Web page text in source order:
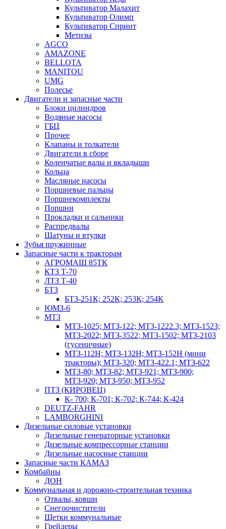
Культиватор Малахит
Культиватор Олимп
Культиватор Спринт
Метизы
AGCO
AMAZONE
BELLOTA
MANITOU
UMG
Полесье
Двигатели и запасные части
Блоки цилиндров
Водяные насосы
ГБЦ
Прочее
Клапаны и толкатели
Двигатели в сборе
Коленчатые валы и вкладыши
Кольца
Масляные насосы
Поршневые пальцы
Поршнекомплекты
Поршни
Прокладки и сальники
Распредвалы
Шатуны и втулки
Зубья пружинные
Запасные части к тракторам
АГРОМАШ 85ТК
КТЗ Т-70
ЛТЗ Т-40
БТЗ
БТЗ-251К; 252К; 253К; 254К
ЮМЗ-6
МТЗ
МТЗ-1025; МТЗ-122; МТЗ-1222.3; МТЗ-1523;
МТЗ-2022; МТЗ-3522; МТЗ-1502; МТЗ-2103
(гусеничные)
МТЗ-112Н; МТЗ-132Н; МТЗ-152Н (мини
тракторы); МТЗ-320; МТЗ-422.1; МТЗ-622
МТЗ-80; МТЗ-82; МТЗ-921; МТЗ-900;
МТЗ-920; МТЗ-950; МТЗ-952
ПТЗ (КИРОВЕЦ)
К- 700; К-701; К-702; К-744; К-424
DEUTZ-FAHR
LAMBORGHINI
Дизельные силовые установки
Дизельные генераторные установки
Дизельные компрессорные станции
Дизельные насосные станции
Запасные части КАМАЗ
Комбайны
ДОН
Коммунальная и дорожно-строительная техника
Отвалы, ковши
Снегоочистители
Щетки коммунальные
Грейдеры